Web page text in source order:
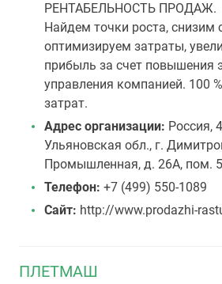
РЕНТАБЕЛЬНОСТЬ ПРОДАЖ.
Найдем точки роста, снизим
оптимизируем затраты,
прибыль за счет повышения
управления компанией. 100
затрат.
Адрес организации: Россия,
Ульяновская обл., г.
Промышленная, д. 26А, пом. 5
Телефон: +7 (499) 550-1089
Сайт: http://www.prodazhi-
ПЛЕТМАШ